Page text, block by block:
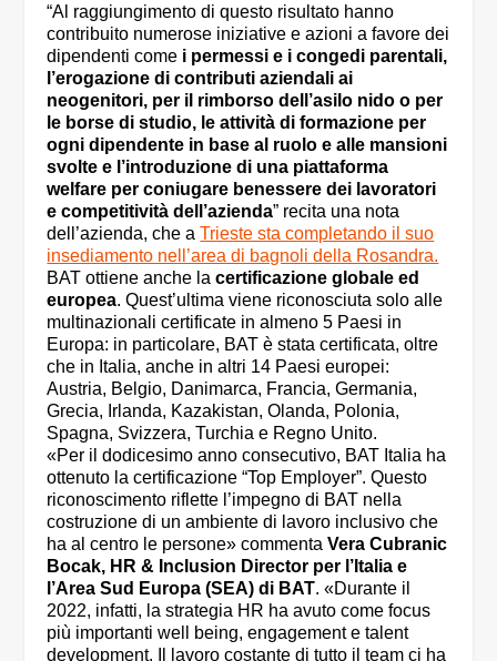
“Al raggiungimento di questo risultato hanno
contribuito numerose iniziative e azioni a favore dei
dipendenti come i permessi e i congedi parentali,
l’erogazione di contributi aziendali ai
neogenitori, per il rimborso dell’asilo nido o per
le borse di studio, le attività di formazione per
ogni dipendente in base al ruolo e alle mansioni
svolte e l’introduzione di una piattaforma
welfare per coniugare benessere dei lavoratori
e competitività dell’azienda” recita una nota
dell’azienda, che aTrieste sta completando il suo
insediamento nell’area di bagnoli della Rosandra.
BAT ottiene anche lacertificazione globale ed
europea. Quest’ultima viene riconosciuta solo alle
multinazionali certificate in almeno 5 Paesi in
Europa: in particolare, BAT è stata certificata, oltre
che in Italia, anche in altri 14 Paesi europei:
Austria, Belgio, Danimarca, Francia, Germania,
Grecia, Irlanda, Kazakistan, Olanda, Polonia,
Spagna, Svizzera, Turchia e Regno Unito.
«Per il dodicesimo anno consecutivo, BAT Italia ha
ottenuto la certificazione “Top Employer”. Questo
riconoscimento riflette l’impegno di BAT nella
costruzione di un ambiente di lavoro inclusivo che
ha al centro le persone» commentaVera Cubranic
Bocak, HR & Inclusion Director per l’Italia e
l’Area Sud Europa (SEA) di BAT. «Durante il
2022, infatti, la strategia HR ha avuto come focus
più importanti well being, engagement e talent
development. Il lavoro costante di tutto il team ci ha